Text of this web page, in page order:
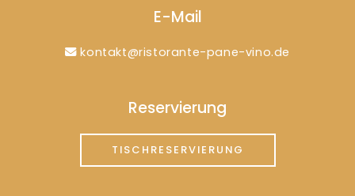
E-Mail
kontakt@ristorante-pane-vino.de
Reservierung
TISCHRESERVIERUNG